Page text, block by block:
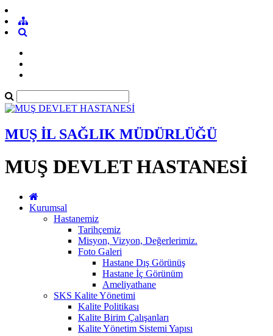
MUŞ İL SAĞLIK MÜDÜRLÜĞÜ
MUŞ DEVLET HASTANESİ
Kurumsal
Hastanemiz
Tarihçemiz
Misyon, Vizyon, Değerlerimiz.
Foto Galeri
Hastane Dış Görünüş
Hastane İç Görünüm
Ameliyathane
SKS Kalite Yönetimi
Kalite Politikası
Kalite Birim Çalışanları
Kalite Yönetim Sistemi Yapısı